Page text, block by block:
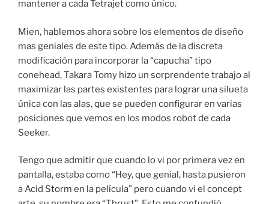
mantener a cada Tetrajet como único.
Mien, hablemos ahora sobre los elementos de diseño
mas geniales de este tipo. Además de la discreta
modificación para incorporar la “capucha” tipo
conehead, Takara Tomy hizo un sorprendente trabajo al
maximizar las partes existentes para lograr una silueta
única con las alas, que se pueden configurar en varias
posiciones que vemos en los modos robot de cada
Seeker.
Tengo que admitir que cuando lo vi por primera vez en
pantalla, estaba como “Hey, que genial, hasta pusieron
a Acid Storm en la película” pero cuando vi el concept